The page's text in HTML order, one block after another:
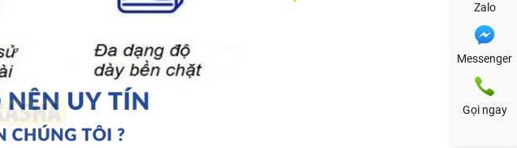
Zalo
Messenger
Gọi ngay